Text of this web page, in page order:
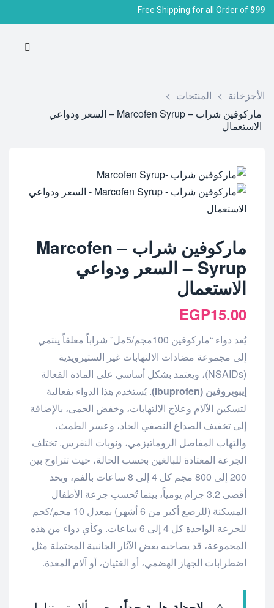
Free Shipping for all Order of$99
الأجزخانة > المنتجات >
ماركوفين شراب – Marcofen Syrup – السعر ودواعي
الاستعمال
ماركوفين شراب – Marcofen
Syrup – السعر ودواعي
الاستعمال
EGP15.00
يُعد دواء “ماركوفين 100مجم/5مل” شراباً معلقاً ينتمي
إلى مجموعة مضادات الالتهابات غير الستيرويدية
(NSAIDs)، ويعتمد بشكل أساسي على المادة الفعالة
إيبوبروفين (Ibuprofen)
. يُستخدم هذا الدواء بفعالية
لتسكين الآلام وعلاج الالتهابات، وخفض الحمى، بالإضافة
إلى تخفيف الصداع النصفي الحاد، وعسر الطمث،
والتهاب المفاصل الروماتيزمي، ونوبات النقرس. تختلف
الجرعة المعتادة للبالغين بحسب الحالة، حيث تتراوح بين
200 إلى 800 مجم كل 4 إلى 8 ساعات بالفم، وبحد
أقصى 3.2 جرام يومياً، بينما تُحسب جرعة الأطفال
المسكنة (للرضع أكبر من 6 أشهر) بمعدل 10 مجم/كجم
للجرعة الواحدة كل 4 إلى 6 ساعات. وكأي دواء من هذه
المجموعة، قد يصاحبه بعض الآثار الجانبية المحتملة مثل
اضطرابات الجهاز الهضمي، أو الغثيان، أو آلام المعدة.